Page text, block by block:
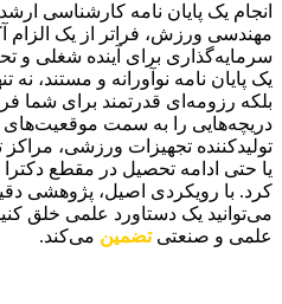
انجام یک پایان نامه کارشناسی
مهندسی ورزش، فراتر از یک الزام
سرمایه‌گذاری برای آینده شغلی
یک پایان نامه نوآورانه و مستند،
بلکه رزومه‌ای قدرتمند برای شما
دریچه‌هایی را به سمت
تولیدکننده تجهیزات ورزشی،
یا حتی ادامه تحصیل در مقطع دکترا
کرد. با رویکردی اصیل، پژوهشی
می‌توانید یک دستاورد علمی خلق
علمی و صنعتیتضمین می‌کند.